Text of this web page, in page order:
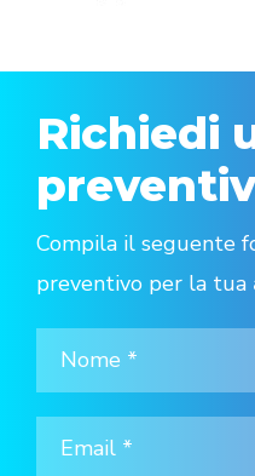
Richiedi
Compila il seguente
preventivo per la tua